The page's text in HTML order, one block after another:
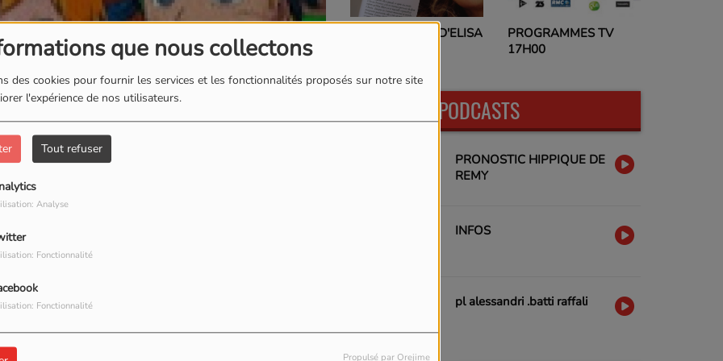
que nous collectons
des cookies pour fournir les services et les fonctionnalités proposés sur notre site
l'expérience de nos utilisateurs.
Tout refuser
Analyse
Fonctionnalité
Fonctionnalité
Propulsé par Orejime
1400 VUES
commenter cet article
LES LECTURES D'ELISA
PROGRAMMES TV
17H00
DERNIERS PODCASTS
PRONOSTIC HIPPIQUE DE
REMY
INFOS
pl alessandri .batti raffali